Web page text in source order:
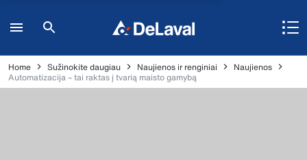
Home Sužinokite daugiau Naujienos ir renginiai
Naujienos
Automatizacija – tai raktas į tvarią maisto gamybą